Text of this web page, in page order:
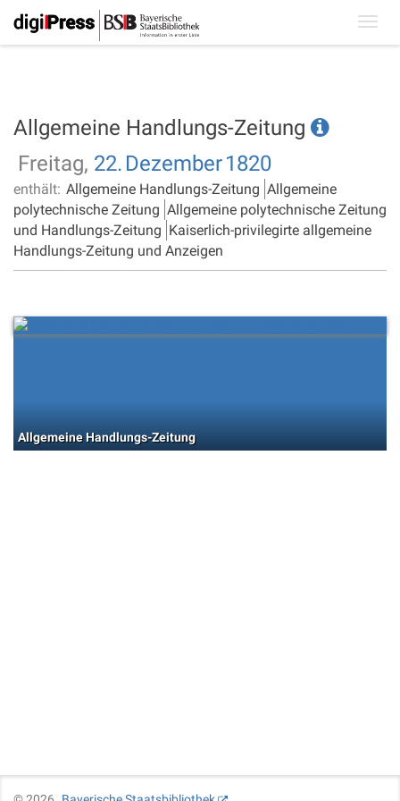
Allgemeine Handlungs-Zeitung
Freitag, 22. Dezember1820
enthält: Allgemeine Handlungs-Zeitung Allgemeine
polytechnische Zeitung Allgemeine polytechnische Zeitung
und Handlungs-Zeitung Kaiserlich-privilegirte allgemeine
Handlungs-Zeitung und Anzeigen
Allgemeine Handlungs-Zeitung